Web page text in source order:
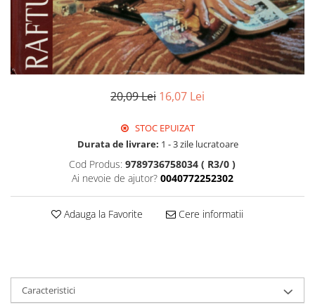
20,09 Lei 16,07 Lei
STOC EPUIZAT
Durata de livrare: 1 - 3 zile lucratoare
Cod Produs: 9789736758034 ( R3/0 )
Ai nevoie de ajutor? 0040772252302
Adauga la Favorite Cere informatii
Caracteristici